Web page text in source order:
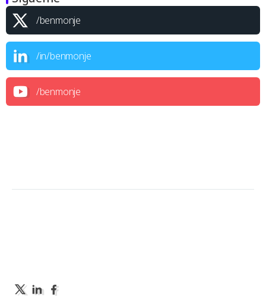
/benmonje
/in/benmonje
/benmonje